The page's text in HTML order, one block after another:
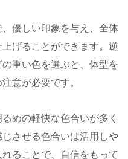
優しい印象を与え、全体
げることができます。逆
重い色を選ぶと、体型を
意が必要です。
めの軽快な色合いが多く
させる色合いは活用しや
ることで、自信をもって